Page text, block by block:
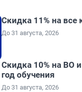
Скидка 11% на все
До 31 августа, 2026
Скидка 10% на ВО
год обучения
До 31 августа, 2026